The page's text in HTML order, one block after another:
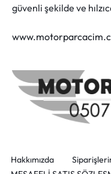
güvenli şekilde ve
Hakkımızda